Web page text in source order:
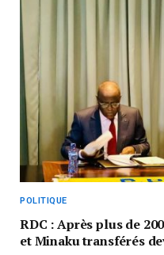
POLITIQUE
RDC : Après plus de
et Minaku transférés